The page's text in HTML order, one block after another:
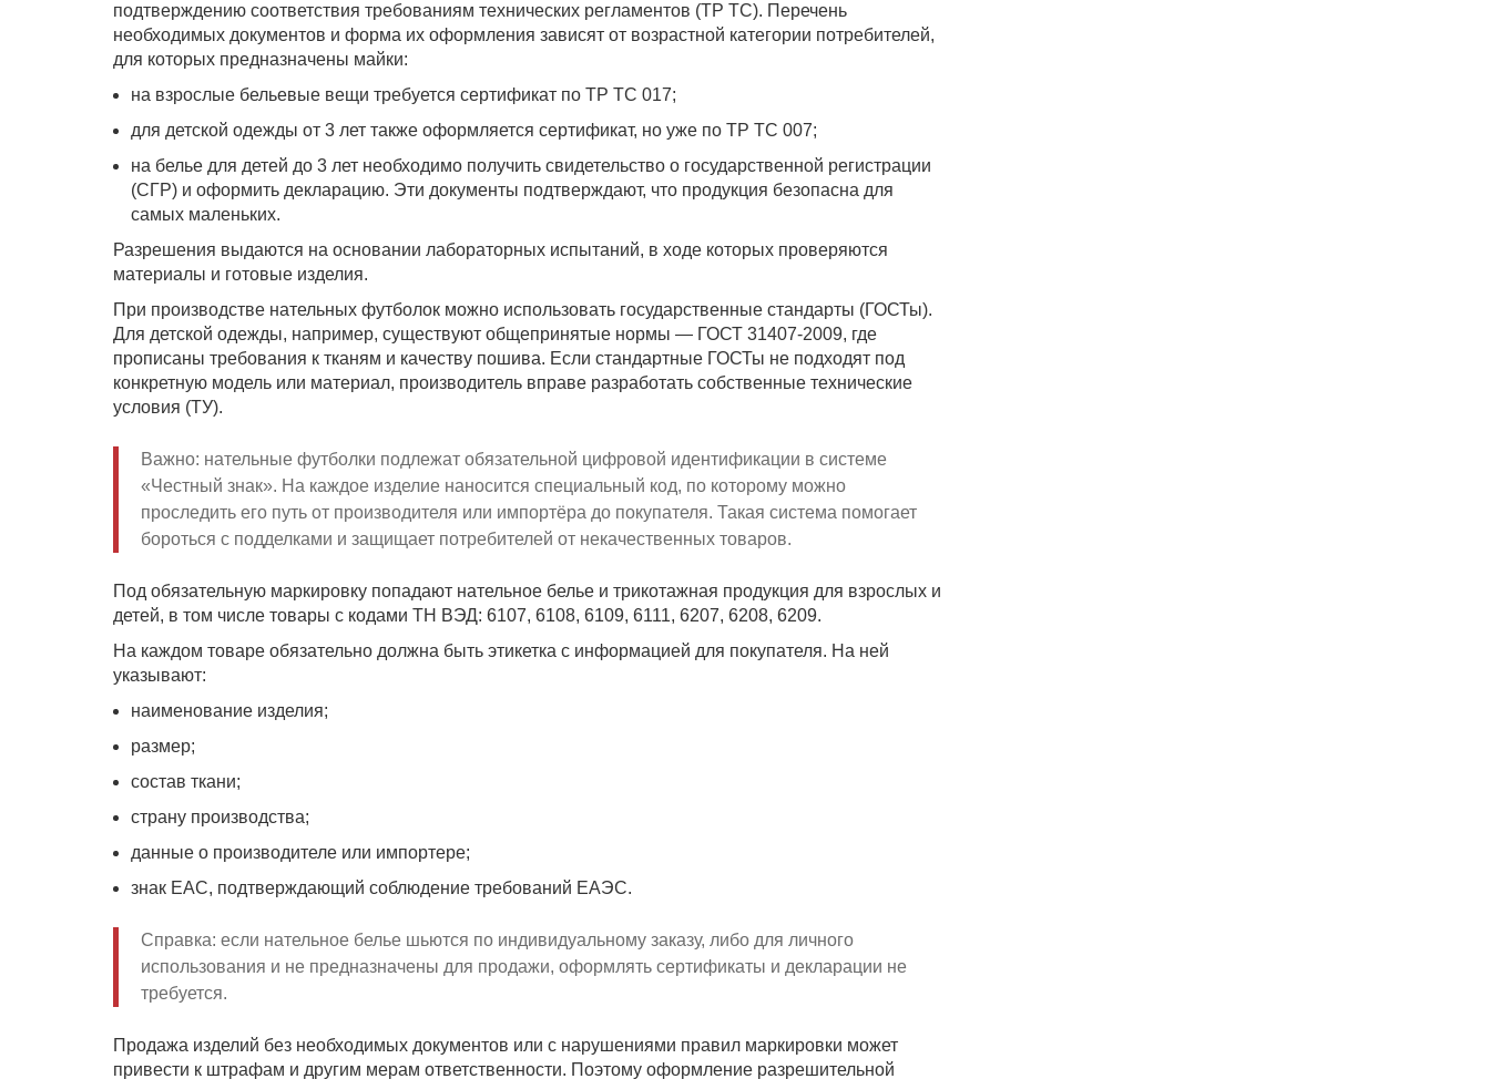
подтверждению соответствия требованиям технических регламентов (ТР ТС). Перечень
необходимых документов и форма их оформления зависят от возрастной категории потребителей,
для которых предназначены майки:
на взрослые бельевые вещи требуется сертификат по ТР ТС 017;
для детской одежды от 3 лет также оформляется сертификат, но уже по ТР ТС 007;
на белье для детей до 3 лет необходимо получить свидетельство о государственной регистрации
(СГР) и оформить декларацию. Эти документы подтверждают, что продукция безопасна для
самых маленьких.
Разрешения выдаются на основании лабораторных испытаний, в ходе которых проверяются
материалы и готовые изделия.
При производстве нательных футболок можно использовать государственные стандарты (ГОСТы).
Для детской одежды, например, существуют общепринятые нормы — ГОСТ 31407-2009, где
прописаны требования к тканям и качеству пошива. Если стандартные ГОСТы не подходят под
конкретную модель или материал, производитель вправе разработать собственные технические
условия (ТУ).
Важно: нательные футболки подлежат обязательной цифровой идентификации в системе
«Честный знак». На каждое изделие наносится специальный код, по которому можно
проследить его путь от производителя или импортёра до покупателя. Такая система помогает
бороться с подделками и защищает потребителей от некачественных товаров.
Под обязательную маркировку попадают нательное белье и трикотажная продукция для взрослых и
детей, в том числе товары с кодами ТН ВЭД: 6107, 6108, 6109, 6111, 6207, 6208, 6209.
На каждом товаре обязательно должна быть этикетка с информацией для покупателя. На ней
указывают:
наименование изделия;
размер;
состав ткани;
страну производства;
данные о производителе или импортере;
знак EAC, подтверждающий соблюдение требований ЕАЭС.
Справка: если нательное белье шьются по индивидуальному заказу, либо для личного
использования и не предназначены для продажи, оформлять сертификаты и декларации не
требуется.
Продажа изделий без необходимых документов или с нарушениями правил маркировки может
привести к штрафам и другим мерам ответственности. Поэтому оформление разрешительной